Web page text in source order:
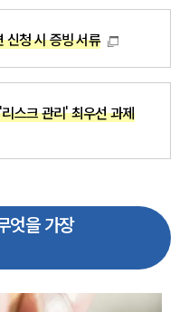
신청 시 증빙 서류
스크 관리' 최우선 과제
엇을 가장